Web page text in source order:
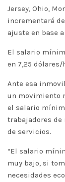
Jersey, Ohio,
incrementará
ajuste en base
El salario
en 7,25 dólares/
Ante esa
un movimiento
el salario
trabajadores de
de servicios.
“El salario
muy bajo, si
necesidades